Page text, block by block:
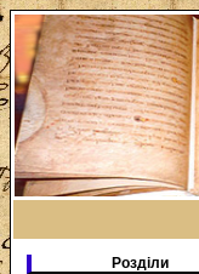
Розділи